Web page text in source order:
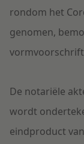
rondom het
genomen,
De notariële
wordt
eindproduct